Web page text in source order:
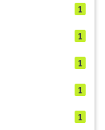
1
1
1
1
1